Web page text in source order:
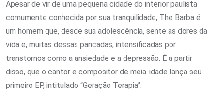
Apesar de vir de uma pequena cidade do interior paulista
comumente conhecida por sua tranquilidade, The Barba é
um homem que, desde sua adolescência, sente as dores da
vida e, muitas dessas pancadas, intensificadas por
transtornos como a ansiedade e a depressão. É a partir
disso, que o cantor e compositor de meia-idade lança seu
primeiro EP, intitulado “Geração Terapia”.